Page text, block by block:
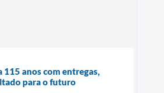
115 anos com entregas,
para o futuro